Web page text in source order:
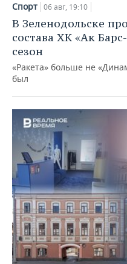
Спорт 06 авг, 19:10
В Зеленодольске
состава ХК «Ак
сезон
«Ракета» больше не
был